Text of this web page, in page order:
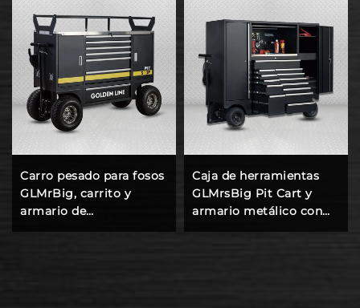
Carro pesado para fosos
GLMrBig, carrito y
armario de
almacenamiento para
Caja de herramientas
GLMrsBig Pit Cart y
armario metálico con
carrito rodante para